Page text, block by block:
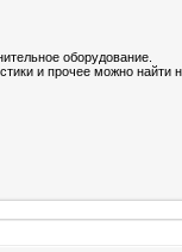
оборудование.
и прочее можно найти